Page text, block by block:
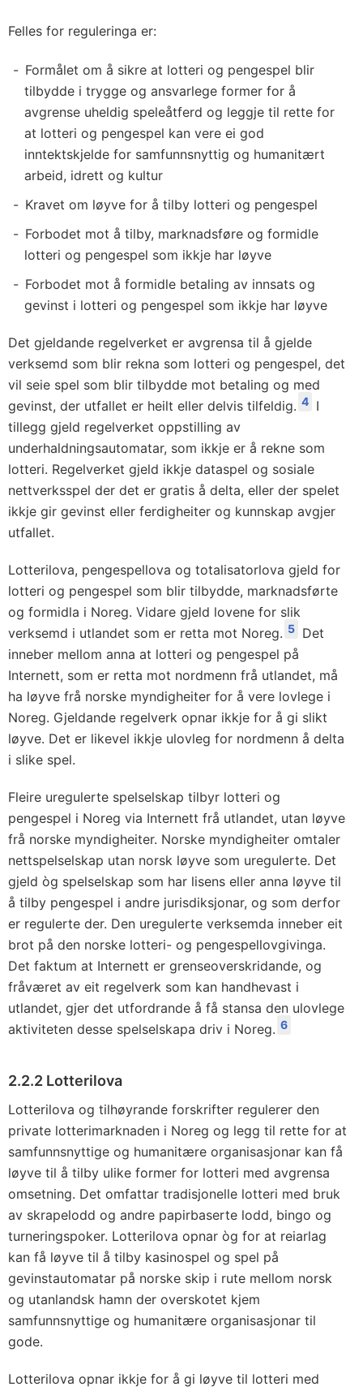
Felles for reguleringa er:
Formålet om å sikre at lotteri og pengespel blir
tilbydde i trygge og ansvarlege former for å
avgrense uheldig speleåtferd og leggje til rette for
at lotteri og pengespel kan vere ei god
inntektskjelde for samfunnsnyttig og humanitært
arbeid, idrett og kultur
Kravet om løyve for å tilby lotteri og pengespel
Forbodet mot å tilby, marknadsføre og formidle
lotteri og pengespel som ikkje har løyve
Forbodet mot å formidle betaling av innsats og
gevinst i lotteri og pengespel som ikkje har løyve
Det gjeldande regelverket er avgrensa til å gjelde
verksemd som blir rekna som lotteri og pengespel, det
vil seie spel som blir tilbydde mot betaling og med
gevinst, der utfallet er heilt eller delvis tilfeldig. 4 I
tillegg gjeld regelverket oppstilling av
underhaldningsautomatar, som ikkje er å rekne som
lotteri. Regelverket gjeld ikkje dataspel og sosiale
nettverksspel der det er gratis å delta, eller der spelet
ikkje gir gevinst eller ferdigheiter og kunnskap avgjer
utfallet.
Lotterilova, pengespellova og totalisatorlova gjeld for
lotteri og pengespel som blir tilbydde, marknadsførte
og formidla i Noreg. Vidare gjeld lovene for slik
verksemd i utlandet som er retta mot Noreg. 5 Det
inneber mellom anna at lotteri og pengespel på
Internett, som er retta mot nordmenn frå utlandet, må
ha løyve frå norske myndigheiter for å vere lovlege i
Noreg. Gjeldande regelverk opnar ikkje for å gi slikt
løyve. Det er likevel ikkje ulovleg for nordmenn å delta
i slike spel.
Fleire uregulerte spelselskap tilbyr lotteri og
pengespel i Noreg via Internett frå utlandet, utan løyve
frå norske myndigheiter. Norske myndigheiter omtaler
nettspelselskap utan norsk løyve som uregulerte. Det
gjeld òg spelselskap som har lisens eller anna løyve til
å tilby pengespel i andre jurisdiksjonar, og som derfor
er regulerte der. Den uregulerte verksemda inneber eit
brot på den norske lotteri- og pengespellovgivinga.
Det faktum at Internett er grenseoverskridande, og
fråværet av eit regelverk som kan handhevast i
utlandet, gjer det utfordrande å få stansa den ulovlege
aktiviteten desse spelselskapa driv i Noreg. 6
2.2.2 Lotterilova
Lotterilova og tilhøyrande forskrifter regulerer den
private lotterimarknaden i Noreg og legg til rette for at
samfunnsnyttige og humanitære organisasjonar kan få
løyve til å tilby ulike former for lotteri med avgrensa
omsetning. Det omfattar tradisjonelle lotteri med bruk
av skrapelodd og andre papirbaserte lodd, bingo og
turneringspoker. Lotterilova opnar òg for at reiarlag
kan få løyve til å tilby kasinospel og spel på
gevinstautomatar på norske skip i rute mellom norsk
og utanlandsk hamn der overskotet kjem
samfunnsnyttige og humanitære organisasjonar til
gode.
Lotterilova opnar ikkje for å gi løyve til lotteri med